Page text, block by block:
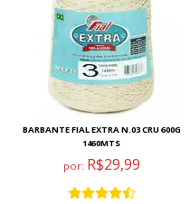
BARBANTE FIAL EXTRA N.03 CRU 600G
1460MTS
por: R$29,99